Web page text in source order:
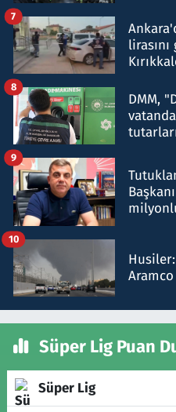
7
DMM,
8
9
10
Süper Lig Puan
Süper Lig